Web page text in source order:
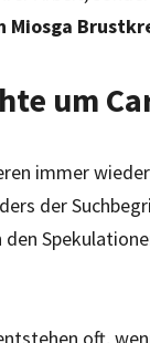
Miosga
um
immer
der
den